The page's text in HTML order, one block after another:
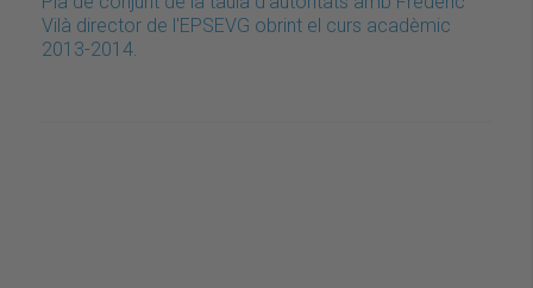
Vilà director de l'EPSEVG obrint el curs acadèmic
2013-2014.